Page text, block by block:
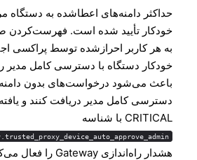
حداکثر دامنه‌های اعطاشده به دستگاه
خودکار تأیید شده است. فهرست‌کردن
به هر کاربر احراز‌شده توسط پراکسی
خودکار دستگاه با دسترسی کامل مدیر
باعث می‌شود درخواست‌های بدون دامنه
دسترسی کامل مدیر دریافت کنند و
CRITICAL با شناسه
هشدار راه‌اندازی Gateway را فعال می‌کند.